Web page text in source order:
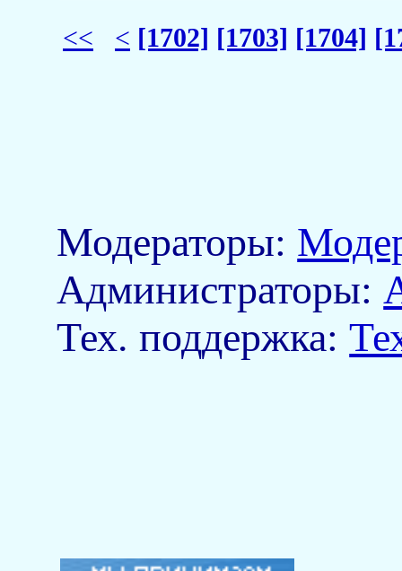
<< < [1702] [1703] [1704]
Модераторы:
Aдминистраторы:
Тех. поддержка: